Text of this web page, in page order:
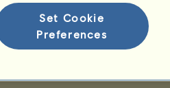
Set Cookie
Preferences